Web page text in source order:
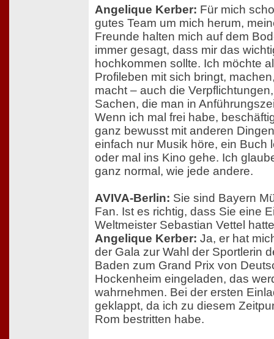
Angelique Kerber: Für mich
gutes Team um mich herum,
Freunde halten mich auf dem
immer gesagt, dass mir das
hochkommen sollte. Ich möchte
Profileben mit sich bringt,
macht – auch die
Sachen, die man in
Wenn ich mal frei habe,
ganz bewusst mit anderen
einfach nur Musik höre, ein Buch
oder mal ins Kino gehe. Ich
ganz normal, wie jede andere.
AVIVA-Berlin: Sie sind Bayern
Fan. Ist es richtig, dass Sie eine
Weltmeister Sebastian Vettel
Angelique Kerber: Ja, er hat
der Gala zur Wahl der Sportlerin
Baden zum Grand Prix von
Hockenheim eingeladen, das
wahrnehmen. Bei der ersten
geklappt, da ich zu diesem
Rom bestritten habe.